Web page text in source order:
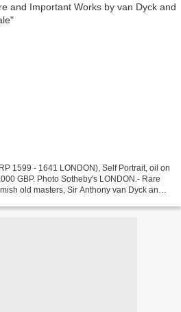
1599 - 1641 LONDON), Self Portrait, oil on
GBP. Photo Sotheby's LONDON.- Rare
old masters, Sir Anthony van Dyck and